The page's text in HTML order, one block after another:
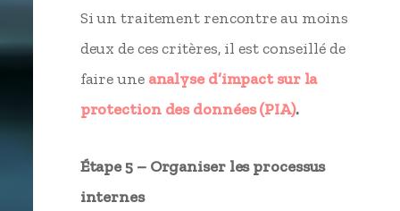
Si un traitement rencontre au moins
deux de ces critères, il est conseillé de
faire une analyse d’impact sur la
protection des données (PIA).
Étape 5 – Organiser les processus
internes